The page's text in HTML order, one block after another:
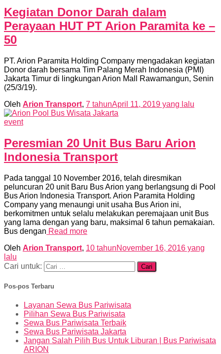
Kegiatan Donor Darah dalam
Perayaan HUT PT Arion Paramita ke –
50
PT. Arion Paramita Holding Company mengadakan kegiatan
Donor darah bersama Tim Palang Merah Indonesia (PMI)
Jakarta Timur di lingkungan Arion Mall Rawamangun, Senin
(25/3/19).
Oleh Arion Transport, 7 tahunApril 11, 2019 yang lalu
event
Peresmian 20 Unit Bus Baru Arion
Indonesia Transport
Pada tanggal 10 November 2016, telah diresmikan
peluncuran 20 unit Baru Bus Arion yang berlangsung di Pool
Bus Arion Indonesia Transport. Arion Paramita Holding
Company yang menaungi unit usaha Bus Arion ini,
berkomitmen untuk selalu melakukan peremajaan unit Bus
yang lama dengan yang baru, maksimal 6 tahun pemakaian.
Bus dengan Read more
Oleh Arion Transport, 10 tahunNovember 16, 2016 yang
lalu
Cari untuk:
Pos-pos Terbaru
Layanan Sewa Bus Pariwisata
Pilihan Sewa Bus Pariwisata
Sewa Bus Pariwisata Terbaik
Sewa Bus Pariwisata Jakarta
Jangan Salah Pilih Bus Untuk Liburan | Bus Pariwisata
ARION